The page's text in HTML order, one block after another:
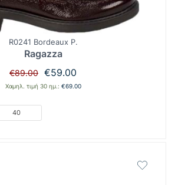
R0241 Bordeaux P.
Ragazza
€89.00 Original
price
€59.00
τρέχουσα
Χαμηλ. τιμή 30 ημ.: €69.00
40